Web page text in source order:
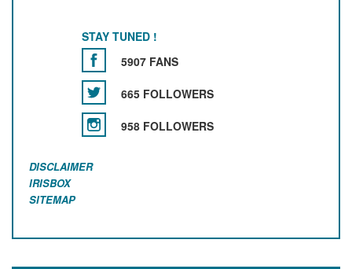
STAY TUNED !
5907 FANS
665 FOLLOWERS
958 FOLLOWERS
DISCLAIMER
IRISBOX
SITEMAP